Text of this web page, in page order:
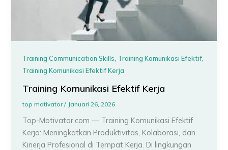
Training Communication Skills, Training Komunikasi Efektif,
Training Komunikasi Efektif Kerja
Training Komunikasi Efektif Kerja
top motivator/ Januari 26, 2026
Top-Motivator.com — Training Komunikasi Efektif
Kerja: Meningkatkan Produktivitas, Kolaborasi, dan
Kinerja Profesional di Tempat Kerja. Di lingkungan